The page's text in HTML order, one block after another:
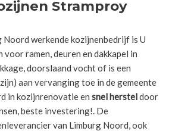
Stramproy
werkende kozijnenbedrijf is U
ramen, deuren en dakkapel in
doorslaand vocht of is een
aan vervanging toe in de gemeente
in kozijnrenovatie en snel hersteldoor
beste investering!. De
van Limburg Noord, ook